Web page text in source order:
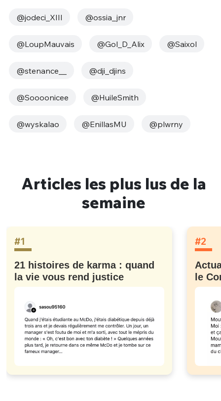
@jodeci_XIII @ossia_jnr
@LoupMauvais @Gol_D_Alix @Saixol
@stenance__ @dji_djins
@Soooonicee @HuileSmith
@wyskalao @EnillasMU @plwrny
Articles les plus lus de la
semaine
#1
21 histoires de karma : quand
la vie vous rend justice
#2
le